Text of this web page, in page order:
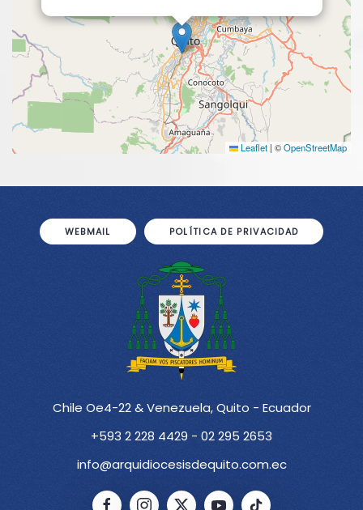
Leaflet | ©OpenStreetMap
WEBMAIL POLÍTICA DE PRIVACIDAD
Chile Oe4-22 & Venezuela, Quito - Ecuador
+593 2 228 4429 - 02 295 2653
info@arquidiocesisdequito.com.ec